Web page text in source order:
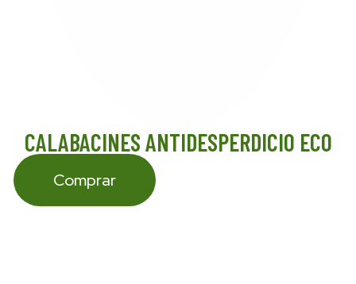
CALABACINES ANTIDESPERDICIO ECO
Comprar